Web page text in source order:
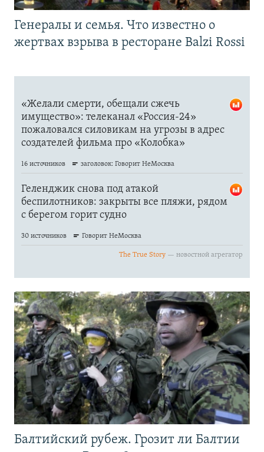
Генералы и семья. Что известно о
жертвах взрыва в ресторане Balzi Rossi
Балтийский рубеж. Грозит ли Балтии